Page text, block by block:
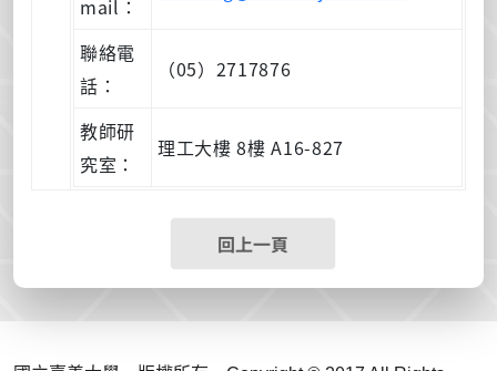
mail：
聯絡電
話：
（05）2717876
教師研
究室：
理工大樓 8樓 A16-827
回上一頁